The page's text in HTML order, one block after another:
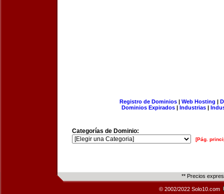
Registro de Dominios| Web Hosting |
Dominios Expirados | Industrias |
Categorías de Dominio:
[Pág.
** Precios
© 2002/2022 Solo10.com